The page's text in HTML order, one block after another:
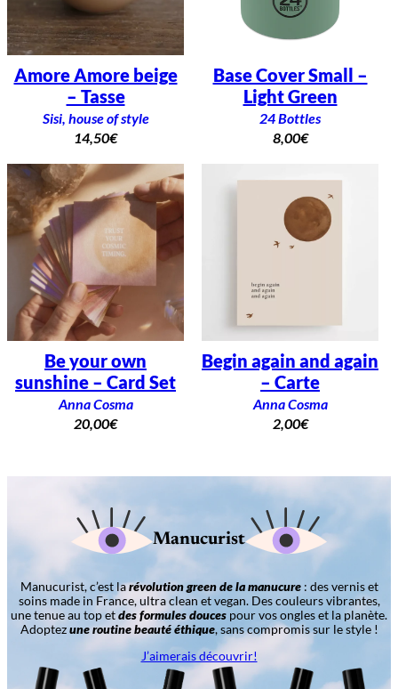
Amore Amore beige
– Tasse
Sisi, house of style
14,50€
Base Cover Small –
Light Green
24 Bottles
8,00€
Be your own
sunshine – Card Set
Anna Cosma
20,00€
Begin again and again
– Carte
Anna Cosma
2,00€
Manucurist
Manucurist, c’est larévolution green de la manucure: des vernis et
soins made in France, ultra clean et vegan. Des couleurs vibrantes,
une tenue au top etdes formules douces pour vos ongles et la planète.
Adoptezune routine beauté éthique, sans compromis sur le style !
J’aimerais découvrir!